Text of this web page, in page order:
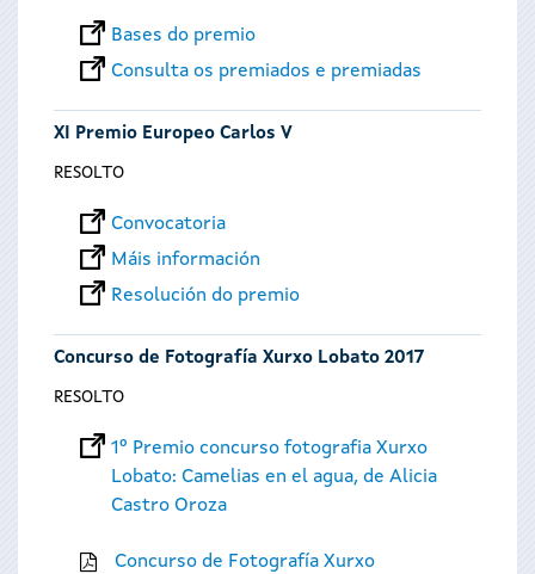
Bases do premio
Consulta os premiados e premiadas
XI Premio Europeo Carlos V
RESOLTO
Convocatoria
Máis información
Resolución do premio
Concurso de Fotografía Xurxo Lobato 2017
RESOLTO
1º Premio concurso fotografia Xurxo
Lobato: Camelias en el agua, de Alicia
Castro Oroza
Concurso de Fotografía Xurxo